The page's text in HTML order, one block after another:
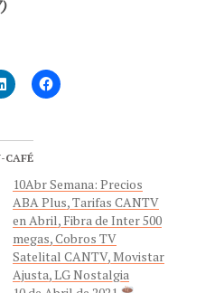
10Abr Semana: Precios
ABA Plus, Tarifas CANTV
en Abril, Fibra de Inter 500
megas, Cobros TV
Satelital CANTV, Movistar
Ajusta, LG Nostalgia
10 de Abril de 2021
Noticias en dosis -